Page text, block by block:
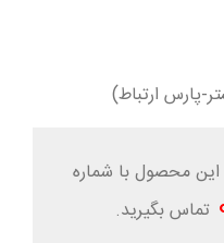
این محصول با شماره
تماس بگیرید.